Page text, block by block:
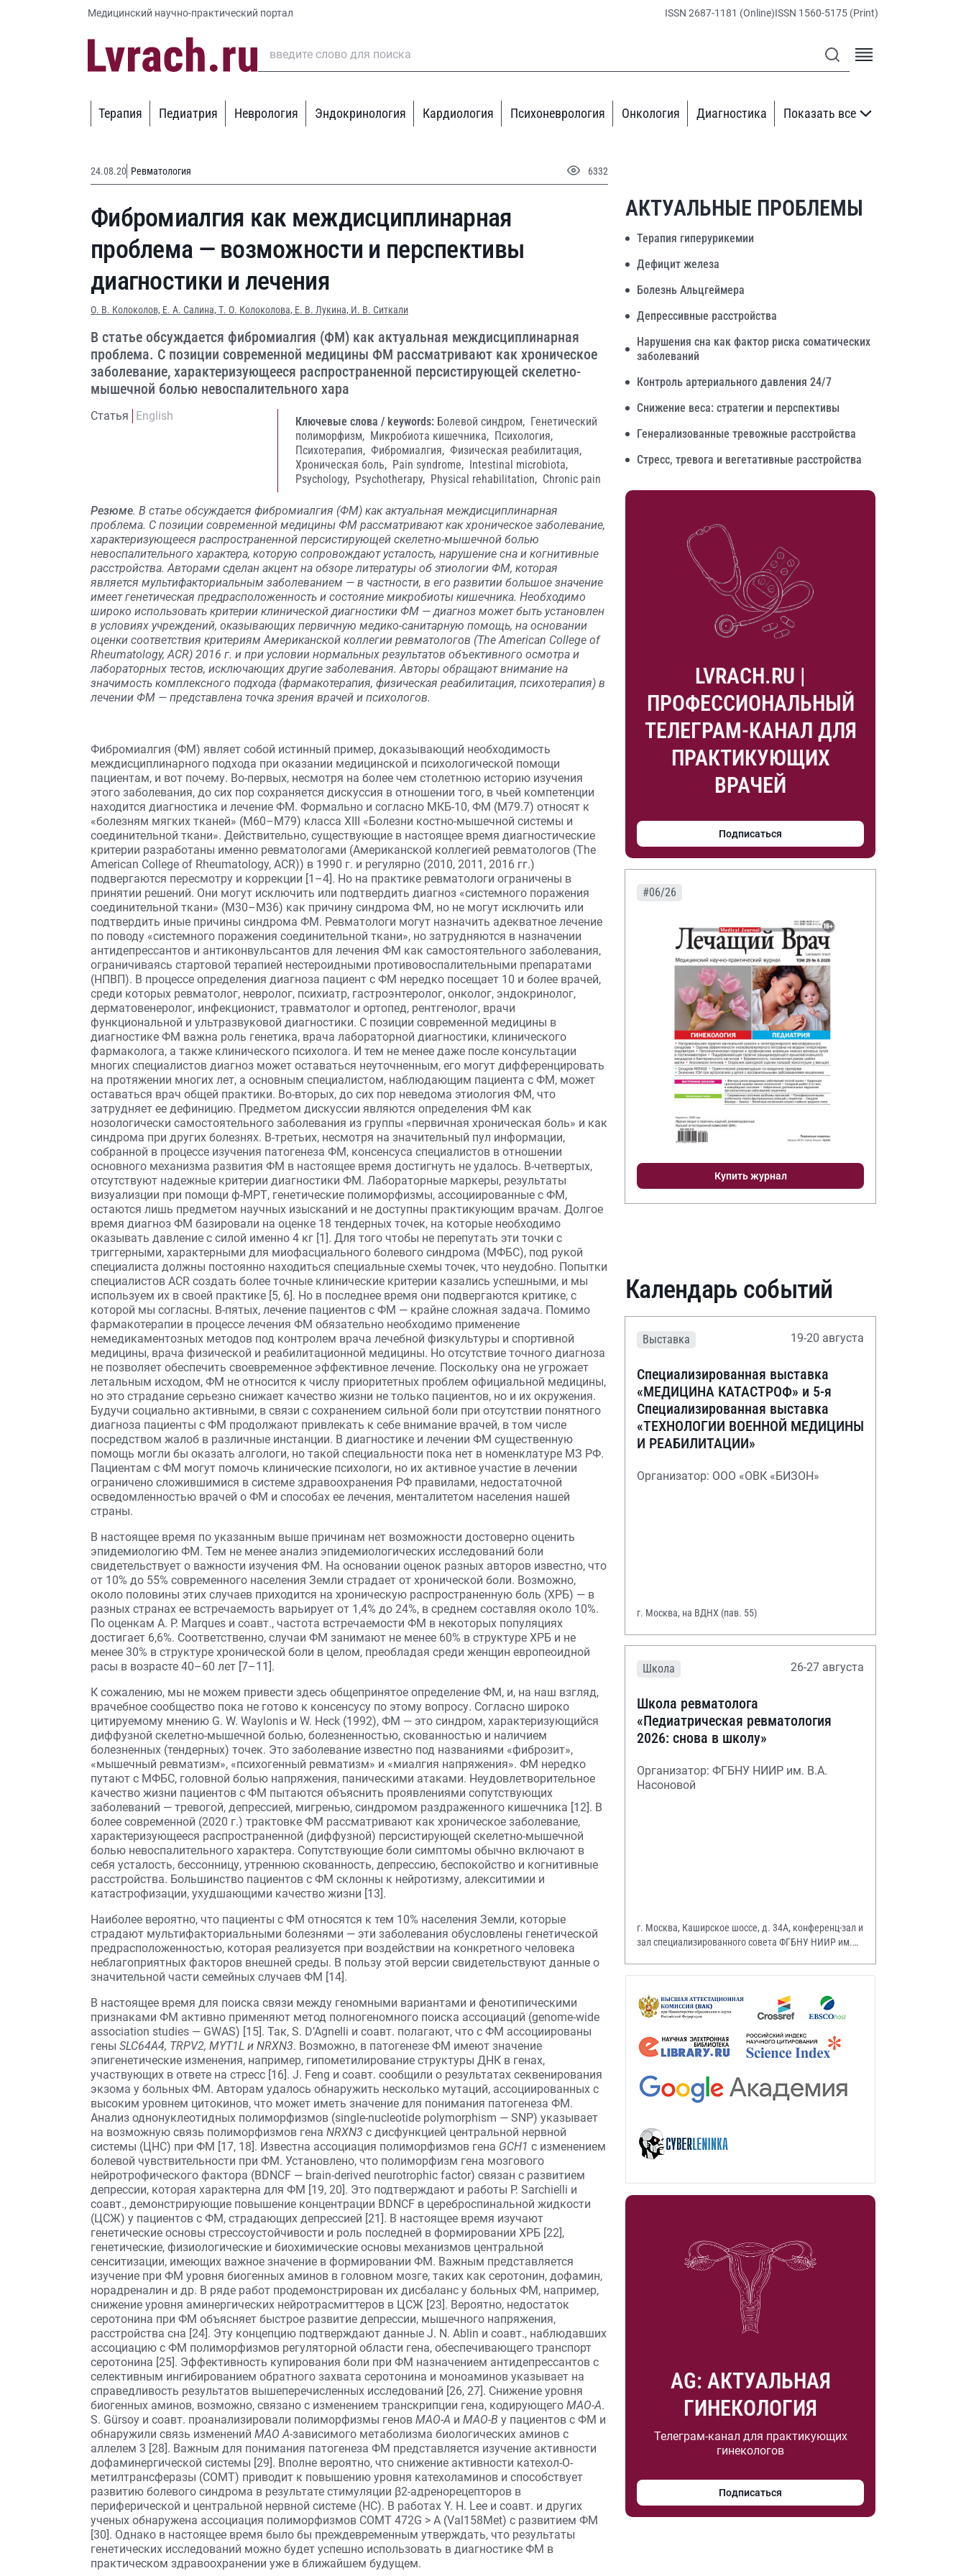
Медицинский научно-практический портал ISSN 2687-1181 (Online)ISSN 1560-5175 (Print)
Терапия Педиатрия Неврология Эндокринология Кардиология Психоневрология Онкология Диагностика Показать все
24.08.20 Ревматология 6332
Фибромиалгия как междисциплинарная
проблема — возможности и перспективы
диагностики и лечения
О. В. Колоколов, Е. А. Салина, Т. О. Колоколова, Е. В. Лукина, И. В. Ситкали
В статье обсуждается фибромиалгия (ФМ) как актуальная междисциплинарная
проблема. С позиции современной медицины ФМ рассматривают как хроническое
заболевание, характеризующееся распространенной персистирующей скелетно-
мышечной болью невоспалительного хара
Статья English Ключевые слова / keywords: Болевой синдром, Генетический
полиморфизм, Микробиота кишечника, Психология,
Психотерапия, Фибромиалгия, Физическая реабилитация,
Хроническая боль, Pain syndrome, Intestinal microbiota,
Psychology, Psychotherapy, Physical rehabilitation, Chronic pain
Резюме. В статье обсуждается фибромиалгия (ФМ) как актуальная междисциплинарная
проблема. С позиции современной медицины ФМ рассматривают как хроническое заболевание,
характеризующееся распространенной персистирующей скелетно-мышечной болью
невоспалительного характера, которую сопровождают усталость, нарушение сна и когнитивные
расстройства. Авторами сделан акцент на обзоре литературы об этиологии ФМ, которая
является мультифакториальным заболеванием — в частности, в его развитии большое значение
имеет генетическая предрасположенность и состояние микробиоты кишечника. Необходимо
широко использовать критерии клинической диагностики ФМ — диагноз может быть установлен
в условиях учреждений, оказывающих первичную медико-санитарную помощь, на основании
оценки соответствия критериям Американской коллегии ревматологов (The American College of
Rheumatology, ACR) 2016 г. и при условии нормальных результатов объективного осмотра и
лабораторных тестов, исключающих другие заболевания. Авторы обращают внимание на
значимость комплексного подхода (фармакотерапия, физическая реабилитация, психотерапия) в
лечении ФМ — представлена точка зрения врачей и психологов.
Фибромиалгия (ФМ) являет собой истинный пример, доказывающий необходимость
междисциплинарного подхода при оказании медицинской и психологической помощи
пациентам, и вот почему. Во-первых, несмотря на более чем столетнюю историю изучения
этого заболевания, до сих пор сохраняется дискуссия в отношении того, в чьей компетенции
находится диагностика и лечение ФМ. Формально и согласно МКБ-10, ФМ (M79.7) относят к
«болезням мягких тканей» (M60–M79) класса XIII «Болезни костно-мышечной системы и
соединительной ткани». Действительно, существующие в настоящее время диагностические
критерии разработаны именно ревматологами (Американской коллегией ревматологов (The
American College of Rheumatology, ACR)) в 1990 г. и регулярно (2010, 2011, 2016 гг.)
подвергаются пересмотру и коррекции [1–4]. Но на практике ревматологи ограничены в
принятии решений. Они могут исключить или подтвердить диагноз «системного поражения
соединительной ткани» (M30–M36) как причину синдрома ФМ, но не могут исключить или
подтвердить иные причины синдрома ФМ. Ревматологи могут назначить адекватное лечение
по поводу «системного поражения соединительной ткани», но затрудняются в назначении
антидепрессантов и антиконвульсантов для лечения ФМ как самостоятельного заболевания,
ограничиваясь стартовой терапией нестероидными противовоспалительными препаратами
(НПВП). В процессе определения диагноза пациент с ФМ нередко посещает 10 и более врачей,
среди которых ревматолог, невролог, психиатр, гастроэнтеролог, онколог, эндокринолог,
дерматовенеролог, инфекционист, травматолог и ортопед, рентгенолог, врачи
функциональной и ультразвуковой диагностики. С позиции современной медицины в
диагностике ФМ важна роль генетика, врача лабораторной диагностики, клинического
фармаколога, а также клинического психолога. И тем не менее даже после консультации
многих специалистов диагноз может оставаться неуточненным, его могут дифференцировать
на протяжении многих лет, а основным специалистом, наблюдающим пациента с ФМ, может
оставаться врач общей практики. Во-вторых, до сих пор неведома этиология ФМ, что
затрудняет ее дефиницию. Предметом дискуссии являются определения ФМ как
нозологически самостоятельного заболевания из группы «первичная хроническая боль» и как
синдрома при других болезнях. В-третьих, несмотря на значительный пул информации,
собранной в процессе изучения патогенеза ФМ, консенсуса специалистов в отношении
основного механизма развития ФМ в настоящее время достигнуть не удалось. В-четвертых,
отсутствуют надежные критерии диагностики ФМ. Лабораторные маркеры, результаты
визуализции при помощи ф-МРТ, генетические полиморфизмы, ассоциированные с ФМ,
остаются лишь предметом научных изысканий и не доступны практикующим врачам. Долгое
время диагноз ФМ базировали на оценке 18 тендерных точек, на которые необходимо
оказывать давление с силой именно 4 кг [1]. Для того чтобы не перепутать эти точки с
триггерными, характерными для миофасциального болевого синдрома (МФБС), под рукой
специалиста должны постоянно находиться специальные схемы точек, что неудобно. Попытки
специалистов ACR создать более точные клинические критерии казались успешными, и мы
используем их в своей практике [5, 6]. Но в последнее время они подвергаются критике, с
которой мы согласны. В-пятых, лечение пациентов с ФМ — крайне сложная задача. Помимо
фармакотерапии в процессе лечения ФМ обязательно необходимо применение
немедикаментозных методов под контролем врача лечебной физкультуры и спортивной
медицины, врача физической и реабилитационной медицины. Но отсутствие точного диагноза
не позволяет обеспечить своевременное эффективное лечение. Поскольку она не угрожает
летальным исходом, ФМ не относится к числу приоритетных проблем официальной медицины,
но это страдание серьезно снижает качество жизни не только пациентов, но и их окружения.
Будучи социально активными, в связи с сохранением сильной боли при отсутствии понятного
диагноза пациенты с ФМ продолжают привлекать к себе внимание врачей, в том числе
посредством жалоб в различные инстанции. В диагностике и лечении ФМ существенную
помощь могли бы оказать алгологи, но такой специальности пока нет в номенклатуре МЗ РФ.
Пациентам с ФМ могут помочь клинические психологи, но их активное участие в лечении
ограничено сложившимися в системе здравоохранения РФ правилами, недостаточной
осведомленностью врачей о ФМ и способах ее лечения, менталитетом населения нашей
страны.
В настоящее время по указанным выше причинам нет возможности достоверно оценить
эпидемиологию ФМ. Тем не менее анализ эпидемиологических исследований боли
свидетельствует о важности изучения ФМ. На основании оценок разных авторов известно, что
от 10% до 55% современного населения Земли страдает от хронической боли. Возможно,
около половины этих случаев приходится на хроническую распространенную боль (ХРБ) — в
разных странах ее встречаемость варьирует от 1,4% до 24%, в среднем составляя около 10%.
По оценкам A. P. Marques и соавт., частота встречаемости ФМ в некоторых популяциях
достигает 6,6%. Соответственно, случаи ФМ занимают не менее 60% в структуре ХРБ и не
менее 30% в структуре хронической боли в целом, преобладая среди женщин европеоидной
расы в возрасте 40–60 лет [7–11].
К сожалению, мы не можем привести здесь общепринятое определение ФМ, и, на наш взгляд,
врачебное сообщество пока не готово к консенсусу по этому вопросу. Согласно широко
цитируемому мнению G. W. Waylonis и W. Heck (1992), ФМ — это синдром, характеризующийся
диффузной скелетно-мышечной болью, болезненностью, скованностью и наличием
болезненных (тендерных) точек. Это заболевание известно под названиями «фиброзит»,
«мышечный ревматизм», «психогенный ревматизм» и «миалгия напряжения». ФМ нередко
путают с МФБС, головной болью напряжения, паническими атаками. Неудовлетворительное
качество жизни пациентов с ФМ пытаются объяснить проявлениями сопутствующих
заболеваний — тревогой, депрессией, мигренью, синдромом раздраженного кишечника [12]. В
более современной (2020 г.) трактовке ФМ рассматривают как хроническое заболевание,
характеризующееся распространенной (диффузной) персистирующей скелетно-мышечной
болью невоспалительного характера. Сопутствующие боли симптомы обычно включают в
себя усталость, бессонницу, утреннюю скованность, депрессию, беспокойство и когнитивные
расстройства. Большинство пациентов с ФМ склонны к нейротизму, алекситимии и
катастрофизации, ухудшающими качество жизни [13].
Наиболее вероятно, что пациенты с ФМ относятся к тем 10% населения Земли, которые
страдают мультифакториальными болезнями — эти заболевания обусловлены генетической
предрасположенностью, которая реализуется при воздействии на конкретного человека
неблагоприятных факторов внешней среды. В пользу этой версии свидетельствуют данные о
значительной части семейных случаев ФМ [14].
В настоящее время для поиска связи между геномными вариантами и фенотипическими
признаками ФМ активно применяют метод полногеномного поиска ассоциаций (genome-wide
association studies — GWAS) [15]. Так, S. D’Agnelli и соавт. полагают, что с ФМ ассоциированы
гены SLC64A4, TRPV2, MYT1L и NRXN3. Возможно, в патогенезе ФМ имеют значение
эпигенетические изменения, например, гипометилирование структуры ДНК в генах,
участвующих в ответе на стресс [16]. J. Feng и соавт. сообщили о результатах секвенирования
экзома у больных ФМ. Авторам удалось обнаружить несколько мутаций, ассоциированных с
высоким уровнем цитокинов, что может иметь значение для понимания патогенеза ФМ.
Анализ однонуклеотидных полиморфизмов (single-nucleotide polymorphism — SNP) указывает
на возможную связь полиморфизмов гена NRXN3 с дисфункцией центральной нервной
системы (ЦНС) при ФМ [17, 18]. Известна ассоциация полиморфизмов гена GCH1 с изменением
болевой чувствительности при ФМ. Установлено, что полиморфизм гена мозгового
нейротрофического фактора (BDNCF — brain-derived neurotrophic factor) связан с развитием
депрессии, которая характерна для ФМ [19, 20]. Это подтверждают и работы P. Sarchielli и
соавт., демонстрирующие повышение концентрации BDNCF в цереброспинальной жидкости
(ЦСЖ) у пациентов с ФМ, страдающих депрессией [21]. В настоящее время изучают
генетические основы стрессоустойчивости и роль последней в формировании ХРБ [22],
генетические, физиологические и биохимические основы механизмов центральной
сенситизации, имеющих важное значение в формировании ФМ. Важным представляется
изучение при ФМ уровня биогенных аминов в головном мозге, таких как серотонин, дофамин,
норадреналин и др. В ряде работ продемонстрирован их дисбаланс у больных ФМ, например,
снижение уровня аминергических нейротрасмиттеров в ЦСЖ [23]. Вероятно, недостаток
серотонина при ФМ объясняет быстрое развитие депрессии, мышечного напряжения,
расстройства сна [24]. Эту концепцию подтверждают данные J. N. Ablin и соавт., наблюдавших
ассоциацию с ФМ полиморфизмов регуляторной области гена, обеспечивающего транспорт
серотонина [25]. Эффективность купирования боли при ФМ назначением антидепрессантов с
селективным ингибированием обратного захвата серотонина и моноаминов указывает на
справедливость результатов вышеперечисленных исследований [26, 27]. Снижение уровня
биогенных аминов, возможно, связано с изменением транскрипции гена, кодирующего МАО-А.
S. Gürsoy и соавт. проанализировали полиморфизмы генов МАО-А и МАО-В у пациентов с ФМ и
обнаружили связь изменений МАО А-зависимого метаболизма биологических аминов с
аллелем 3 [28]. Важным для понимания патогенеза ФМ представляется изучение активности
дофаминергической системы [29]. Вполне вероятно, что снижение активности катехол-O-
метилтрансферазы (СОМТ) приводит к повышению уровня катехоламинов и способствует
развитию болевого синдрома в результате стимуляции β2-адренорецепторов в
периферической и центральной нервной системе (НС). В работах Y. H. Lee и соавт. и других
ученых обнаружена ассоциация полиморфизмов COMT 472G > A (Val158Met) с развитием ФМ
[30]. Однако в настоящее время было бы преждевременным утверждать, что результаты
генетических исследований можно будет успешно использовать в диагностике ФМ в
практическом здравоохранении уже в ближайшем будущем.
АКТУАЛЬНЫЕ ПРОБЛЕМЫ
Терапия гиперурикемии
Дефицит железа
Болезнь Альцгеймера
Депрессивные расстройства
Нарушения сна как фактор риска соматических
заболеваний
Контроль артериального давления 24/7
Снижение веса: стратегии и перспективы
Генерализованные тревожные расстройства
Стресс, тревога и вегетативные расстройства
LVRACH.RU |
ПРОФЕССИОНАЛЬНЫЙ
ТЕЛЕГРАМ-КАНАЛ ДЛЯ
ПРАКТИКУЮЩИХ
ВРАЧЕЙ
Подписаться
#06/26
Купить журнал
Календарь событий
Выставка 19-20 августа
Специализированная выставка
«МЕДИЦИНА КАТАСТРОФ» и 5-я
Специализированная выставка
«ТЕХНОЛОГИИ ВОЕННОЙ МЕДИЦИНЫ
И РЕАБИЛИТАЦИИ»
Организатор: ООО «ОВК «БИЗОН»
г. Москва, на ВДНХ (пав. 55)
Школа 26-27 августа
Школа ревматолога
«Педиатрическая ревматология
2026: снова в школу»
Организатор: ФГБНУ НИИР им. В.А.
Насоновой
г. Москва, Каширское шоссе, д. 34А, конференц-зал и
зал специализированного совета ФГБНУ НИИР им.
AG: АКТУАЛЬНАЯ
ГИНЕКОЛОГИЯ
Телеграм-канал для практикующих
гинекологов
Подписаться